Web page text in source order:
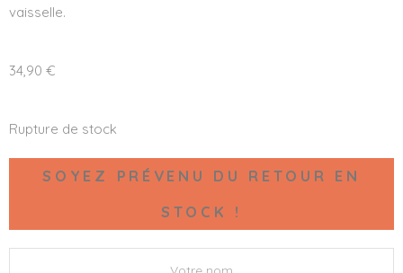
vaisselle.
34,90 €
Rupture de stock
SOYEZ PRÉVENU DU RETOUR EN
STOCK !